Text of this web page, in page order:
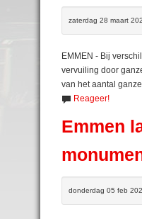
zaterdag 28 maart
EMMEN - Bij
vervuiling door
van het aantal
Reageer!
Emmen
donderdag 05 feb